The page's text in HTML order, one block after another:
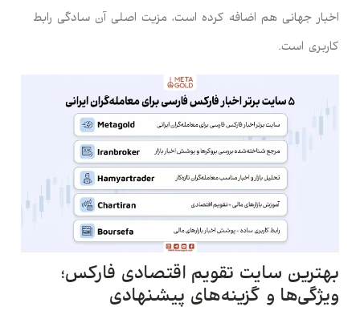
اخبار جهانی هم اضافه کرده است، مزیت اصلی آن سادگی رابط
کاربری است.
بهترین سایت تقویم اقتصادی فارکس؛
ویژگی‌ها و گزینه‌های پیشنهادی